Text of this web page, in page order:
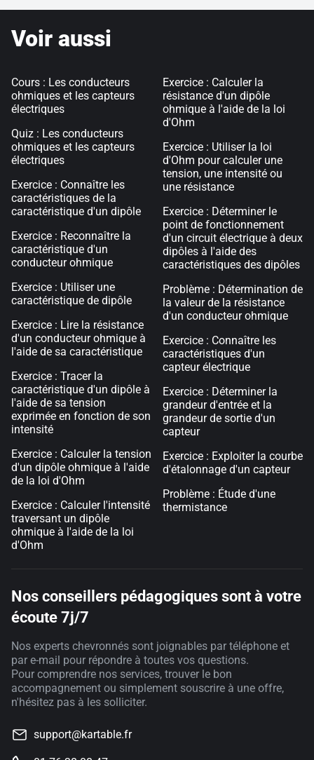
Voir aussi
Cours : Les conducteurs
ohmiques et les capteurs
électriques
Quiz : Les conducteurs
ohmiques et les capteurs
électriques
Exercice : Connaître les
caractéristiques de la
caractéristique d'un dipôle
Exercice : Reconnaître la
caractéristique d'un
conducteur ohmique
Exercice : Utiliser une
caractéristique de dipôle
Exercice : Lire la résistance
d'un conducteur ohmique à
l'aide de sa caractéristique
Exercice : Tracer la
caractéristique d'un dipôle à
l'aide de sa tension
exprimée en fonction de son
intensité
Exercice : Calculer la tension
d'un dipôle ohmique à l'aide
de la loi d'Ohm
Exercice : Calculer l'intensité
traversant un dipôle
ohmique à l'aide de la loi
d'Ohm
Exercice : Calculer la
résistance d'un dipôle
ohmique à l'aide de la loi
d'Ohm
Exercice : Utiliser la loi
d'Ohm pour calculer une
tension, une intensité ou
une résistance
Exercice : Déterminer le
point de fonctionnement
d'un circuit électrique à deux
dipôles à l'aide des
caractéristiques des dipôles
Problème : Détermination de
la valeur de la résistance
d'un conducteur ohmique
Exercice : Connaître les
caractéristiques d'un
capteur électrique
Exercice : Déterminer la
grandeur d'entrée et la
grandeur de sortie d'un
capteur
Exercice : Exploiter la courbe
d'étalonnage d'un capteur
Problème : Étude d'une
thermistance
Nos conseillers pédagogiques sont à votre
écoute 7j/7
Nos experts chevronnés sont joignables par téléphone et
par e-mail pour répondre à toutes vos questions.
Pour comprendre nos services, trouver le bon
accompagnement ou simplement souscrire à une offre,
n'hésitez pas à les solliciter.
support@kartable.fr